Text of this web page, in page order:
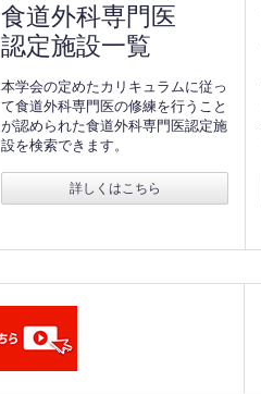
食道外科専門医
認定施設一覧
本学会の定めたカリキュラムに従っ
て食道外科専門医の修練を行うこと
が認められた食道外科専門医認定施
設を検索できます。
詳しくはこちら